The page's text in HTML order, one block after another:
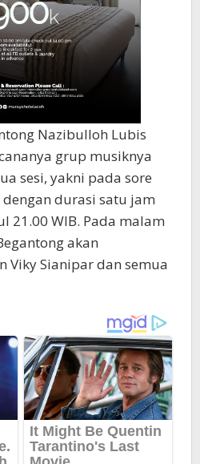
Nazibulloh Lubis
grup musiknya
sesi, yakni pada sore
durasi satu jam
21.00 WIB. Pada malam
akan
Viky Sianipar dan semua